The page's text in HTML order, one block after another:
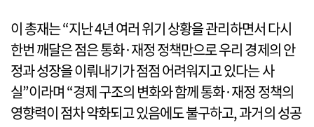
이 총재는 “지난 4년 여러 위기 상황을 관리하면서 다시
한번 깨달은 점은 통화·재정 정책만으로 우리 경제의 안
정과 성장을 이뤄내기가 점점 어려워지고 있다는 사
실”이라며 “경제 구조의 변화와 함께 통화·재정 정책의
영향력이 점차 약화되고 있음에도 불구하고, 과거의 성공